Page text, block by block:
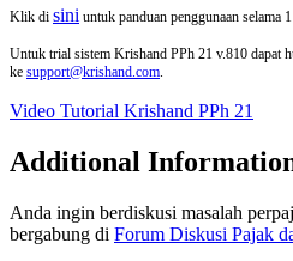
Klik di sini untuk panduan penggunaan selama
Untuk trial sistem Krishand PPh 21 v.810 dapat
ke support@krishand.com.
Video Tutorial Krishand PPh 21
Additional
Anda ingin berdiskusi masalah
bergabung di Forum Diskusi Pajak